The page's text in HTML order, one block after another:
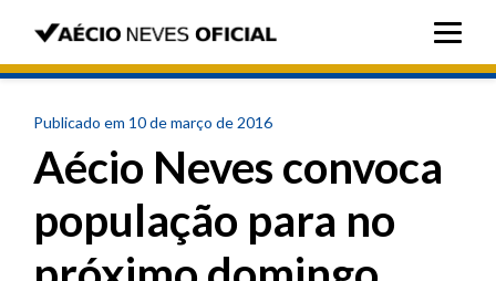
Publicado em 10 de março de 2016
Aécio Neves convoca
população para no